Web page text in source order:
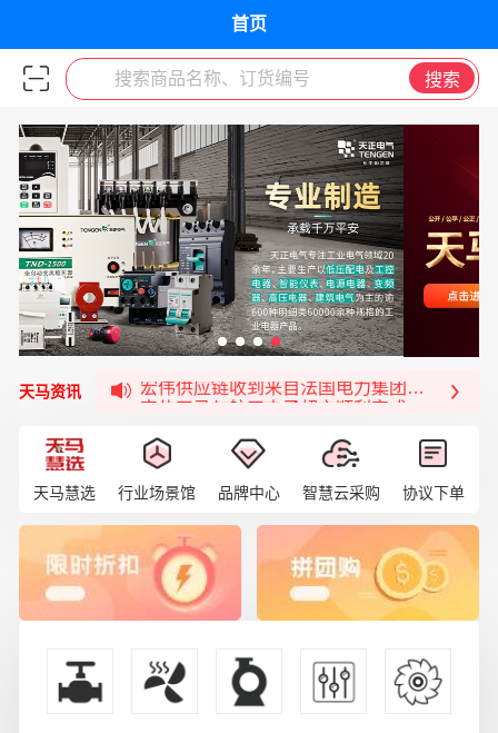
首页
搜索商品名称、订货编号 搜索
天马资讯
宏伟天马与航天电子超市顺利完成对接！
签约喜讯 | 宏伟与中铝集团成功签约！
福清核电—WD-40产品交流会圆满结束
宏伟天马与网易严选达成品牌合作
天马慧选 行业场景馆 品牌中心 智慧云采购 协议下单